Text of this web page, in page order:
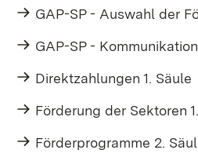
GAP-SP - Auswahl der
GAP-SP -
Direktzahlungen 1. Säule
Förderung der Sektoren
Förderprogramme 2.